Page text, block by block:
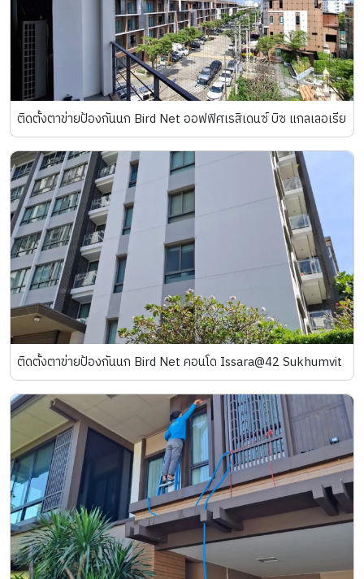
ติดตั้งตาข่ายป้องกันนก Bird Net ออฟฟิศเรสิเดนซ์ บิซ แกลเลอเรีย
ติดตั้งตาข่ายป้องกันนก Bird Net คอนโด Issara@42 Sukhumvit